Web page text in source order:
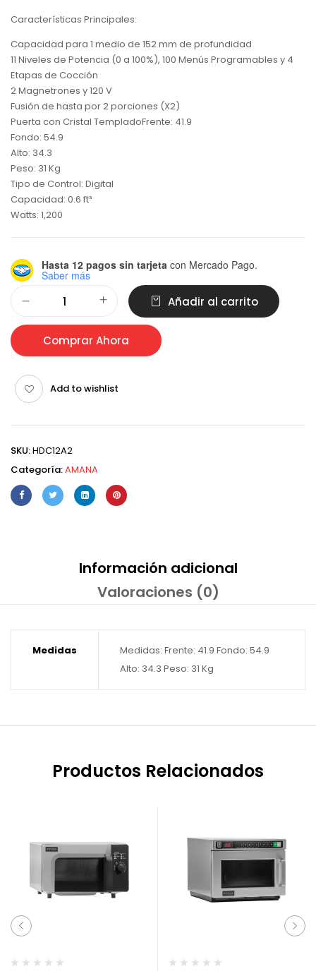
Características Principales:
Capacidad para 1 medio de 152 mm de profundidad
11 Niveles de Potencia (0 a 100%), 100 Menús Programables y 4
Etapas de Cocción
2 Magnetrones y 120 V
Fusión de hasta por 2 porciones (X2)
Puerta con Cristal TempladoFrente: 41.9
Fondo: 54.9
Alto: 34.3
Peso: 31 Kg
Tipo de Control: Digital
Capacidad: 0.6 ft³
Watts: 1,200
Hasta 12 pagos sin tarjeta con Mercado Pago.
Saber más
Añadir al carrito
Comprar Ahora
Add to wishlist
SKU:HDC12A2
Categoría:AMANA
Información adicional
Valoraciones (0)
Medidas
Medidas: Frente: 41.9 Fondo: 54.9
Alto: 34.3 Peso: 31 Kg
Productos Relacionados